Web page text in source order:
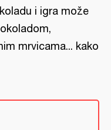
i igra može
mrvicama... kako